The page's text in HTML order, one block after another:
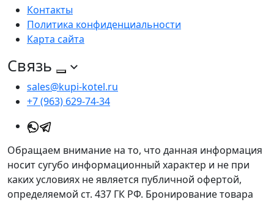
Контакты
Политика конфиденциальности
Карта сайта
Связь
sales@kupi-kotel.ru
+7 (963) 629-74-34
Обращаем внимание на то, что данная информация
носит сугубо информационный характер и не при
каких условиях не является публичной офертой,
определяемой ст. 437 ГК РФ. Бронирование товара